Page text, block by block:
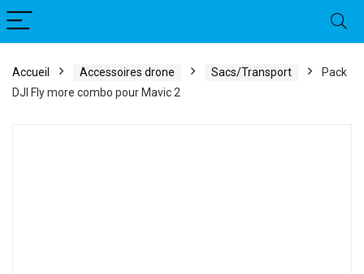
Accueil Accessoires drone Sacs/Transport
Pack
DJI Fly more combo pour Mavic 2